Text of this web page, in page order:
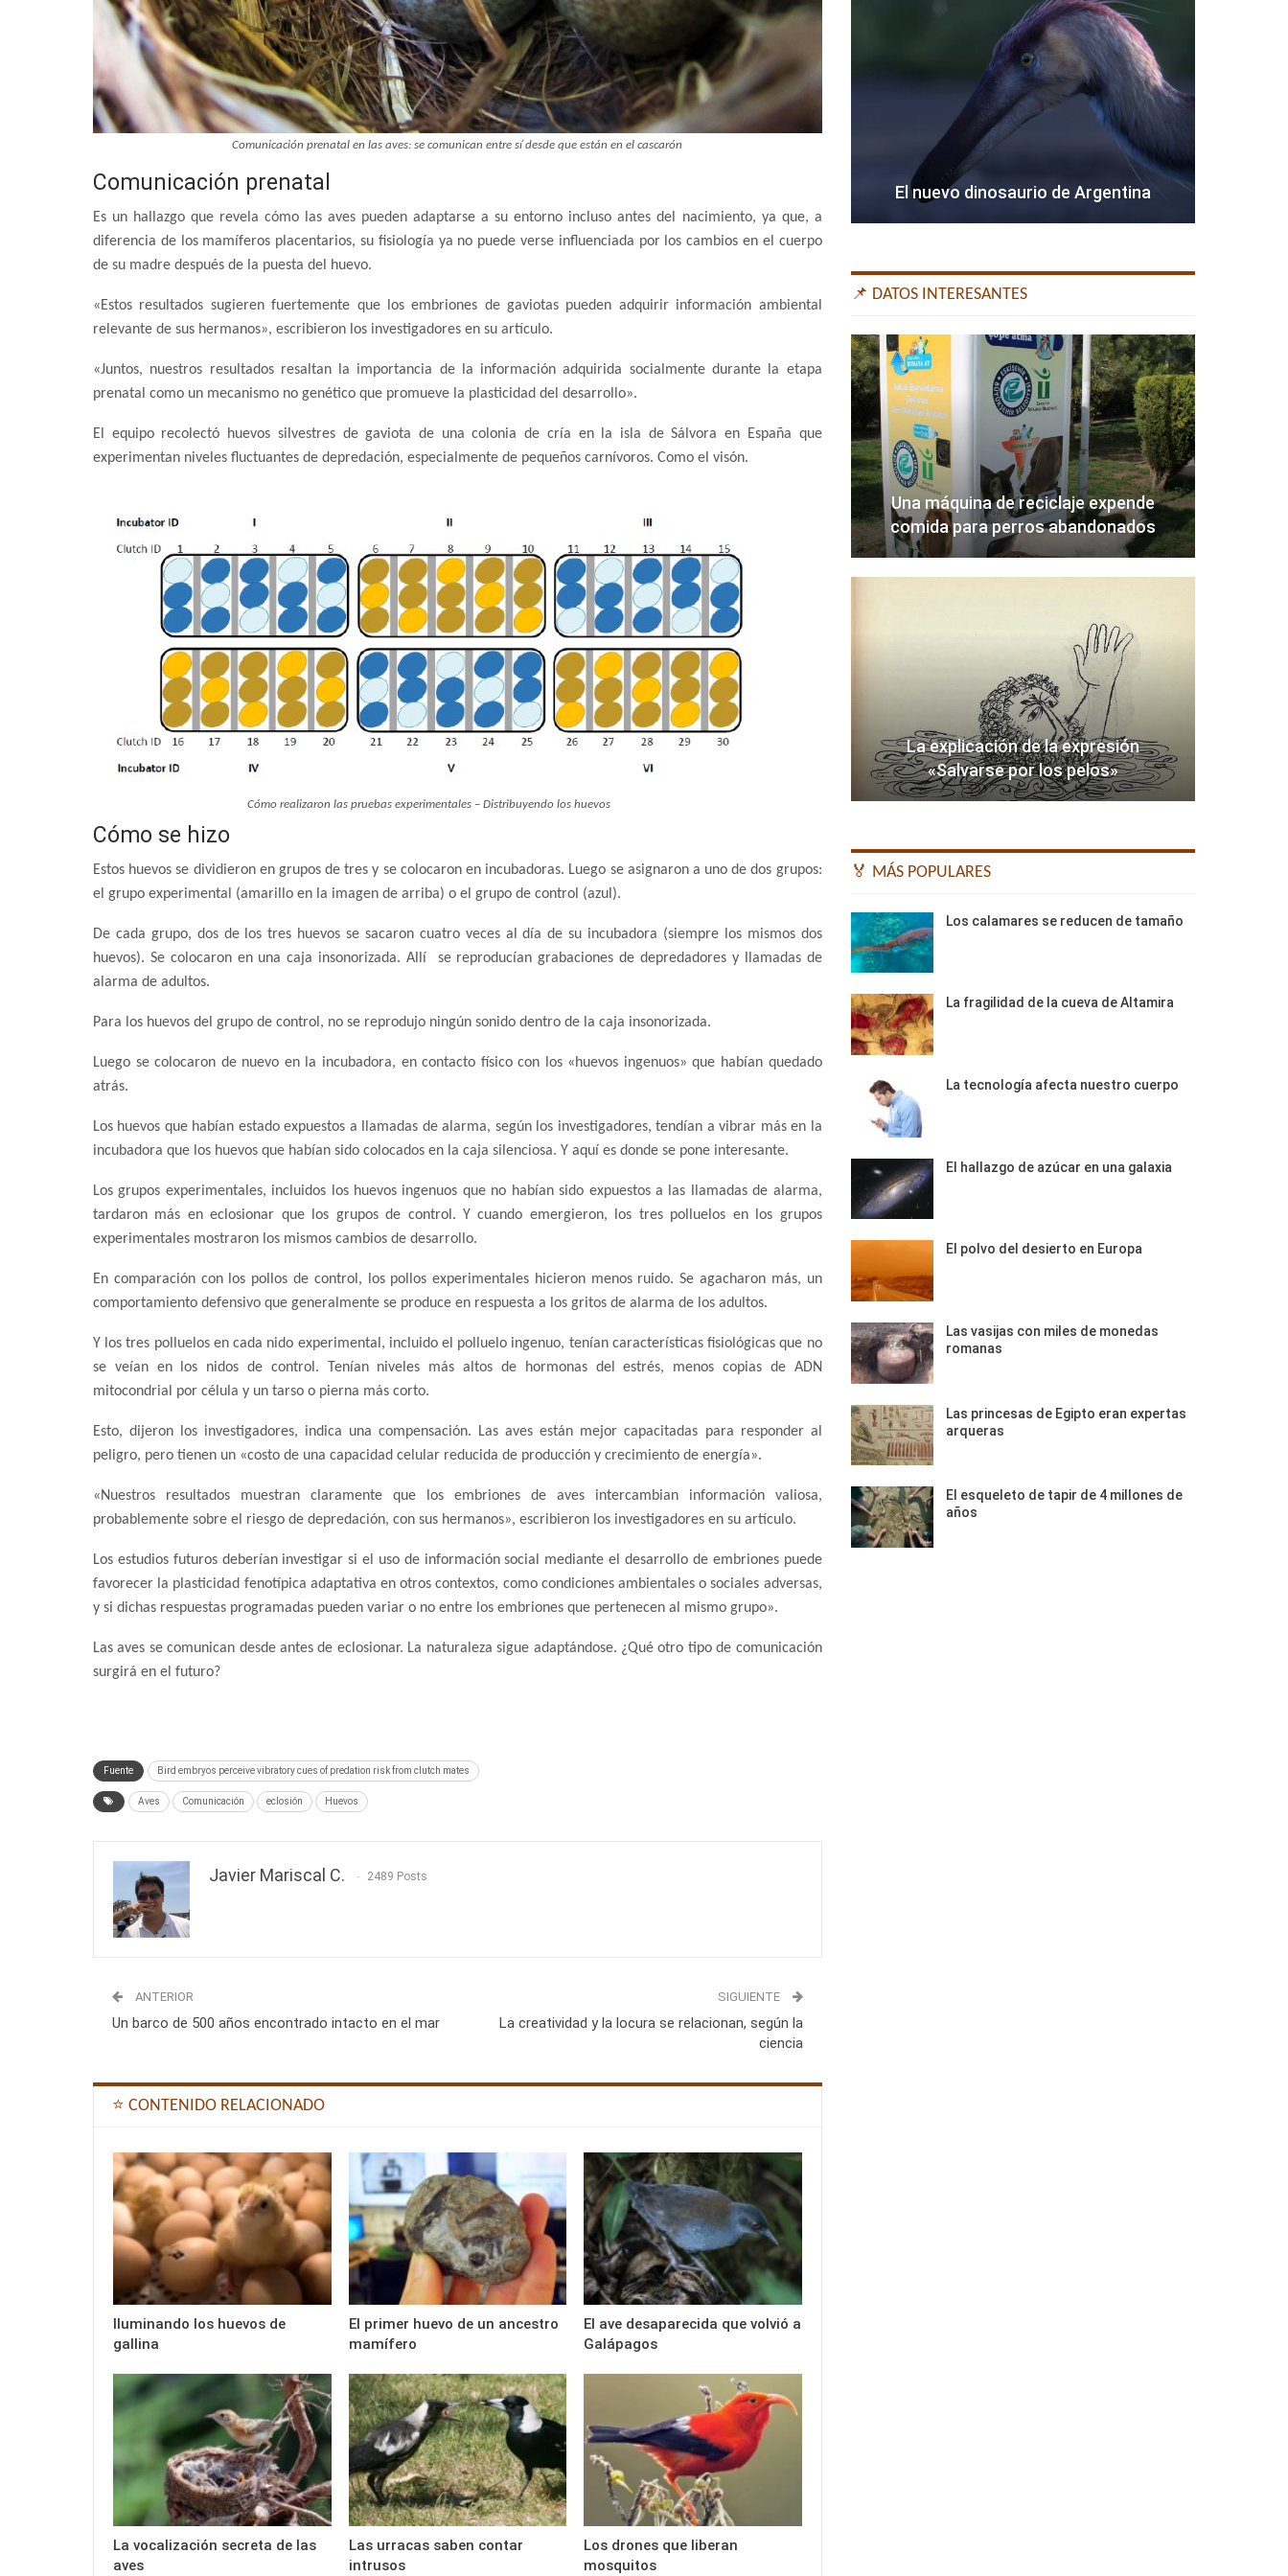
Comunicación prenatal en las aves: se comunican entre sí desde que están en el cascarón
Comunicación prenatal
Es un hallazgo que revela cómo las aves pueden adaptarse a su entorno incluso antes del nacimiento, ya que, a
diferencia de los mamíferos placentarios, su fisiología ya no puede verse influenciada por los cambios en el cuerpo
de su madre después de la puesta del huevo.
«Estos resultados sugieren fuertemente que los embriones de gaviotas pueden adquirir información ambiental
relevante de sus hermanos», escribieron los investigadores en su artículo.
«Juntos, nuestros resultados resaltan la importancia de la información adquirida socialmente durante la etapa
prenatal como un mecanismo no genético que promueve la plasticidad del desarrollo».
El equipo recolectó huevos silvestres de gaviota de una colonia de cría en la isla de Sálvora en España que
experimentan niveles fluctuantes de depredación, especialmente de pequeños carnívoros. Como el visón.
Cómo realizaron las pruebas experimentales – Distribuyendo los huevos
Cómo se hizo
Estos huevos se dividieron en grupos de tres y se colocaron en incubadoras. Luego se asignaron a uno de dos grupos:
el grupo experimental (amarillo en la imagen de arriba) o el grupo de control (azul).
De cada grupo, dos de los tres huevos se sacaron cuatro veces al día de su incubadora (siempre los mismos dos
huevos). Se colocaron en una caja insonorizada. Allí se reproducían grabaciones de depredadores y llamadas de
alarma de adultos.
Para los huevos del grupo de control, no se reprodujo ningún sonido dentro de la caja insonorizada.
Luego se colocaron de nuevo en la incubadora, en contacto físico con los «huevos ingenuos» que habían quedado
atrás.
Los huevos que habían estado expuestos a llamadas de alarma, según los investigadores, tendían a vibrar más en la
incubadora que los huevos que habían sido colocados en la caja silenciosa. Y aquí es donde se pone interesante.
Los grupos experimentales, incluidos los huevos ingenuos que no habían sido expuestos a las llamadas de alarma,
tardaron más en eclosionar que los grupos de control. Y cuando emergieron, los tres polluelos en los grupos
experimentales mostraron los mismos cambios de desarrollo.
En comparación con los pollos de control, los pollos experimentales hicieron menos ruido. Se agacharon más, un
comportamiento defensivo que generalmente se produce en respuesta a los gritos de alarma de los adultos.
Y los tres polluelos en cada nido experimental, incluido el polluelo ingenuo, tenían características fisiológicas que no
se veían en los nidos de control. Tenían niveles más altos de hormonas del estrés, menos copias de ADN
mitocondrial por célula y un tarso o pierna más corto.
Esto, dijeron los investigadores, indica una compensación. Las aves están mejor capacitadas para responder al
peligro, pero tienen un «costo de una capacidad celular reducida de producción y crecimiento de energía».
«Nuestros resultados muestran claramente que los embriones de aves intercambian información valiosa,
probablemente sobre el riesgo de depredación, con sus hermanos», escribieron los investigadores en su artículo.
Los estudios futuros deberían investigar si el uso de información social mediante el desarrollo de embriones puede
favorecer la plasticidad fenotípica adaptativa en otros contextos, como condiciones ambientales o sociales adversas,
y si dichas respuestas programadas pueden variar o no entre los embriones que pertenecen al mismo grupo».
Las aves se comunican desde antes de eclosionar. La naturaleza sigue adaptándose. ¿Qué otro tipo de comunicación
surgirá en el futuro?
Fuente Bird embryos perceive vibratory cues of predation risk from clutch mates
Aves Comunicación eclosión Huevos
Javier Mariscal C. 2489 Posts
ANTERIOR
Un barco de 500 años encontrado intacto en el mar
SIGUIENTE
La creatividad y la locura se relacionan, según la
ciencia
⭐ CONTENIDO RELACIONADO
Iluminando los huevos de
gallina
El primer huevo de un ancestro
mamífero
El ave desaparecida que volvió a
Galápagos
La vocalización secreta de las
aves
Las urracas saben contar
intrusos
Los drones que liberan
mosquitos
El nuevo dinosaurio de Argentina
📌 DATOS INTERESANTES
Una máquina de reciclaje expende
comida para perros abandonados
La explicación de la expresión
«Salvarse por los pelos»
🏅 MÁS POPULARES
Los calamares se reducen de tamaño
La fragilidad de la cueva de Altamira
La tecnología afecta nuestro cuerpo
El hallazgo de azúcar en una galaxia
El polvo del desierto en Europa
Las vasijas con miles de monedas
romanas
Las princesas de Egipto eran expertas
arqueras
El esqueleto de tapir de 4 millones de
años